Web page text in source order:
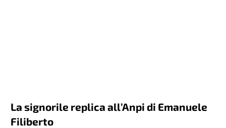
La signorile replica all’Anpi di Emanuele
Filiberto